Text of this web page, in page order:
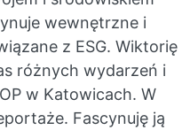
wewnętrzne i
z ESG. Wiktorię
różnych wydarzeń i
w Katowicach. W
Fascynuję ją